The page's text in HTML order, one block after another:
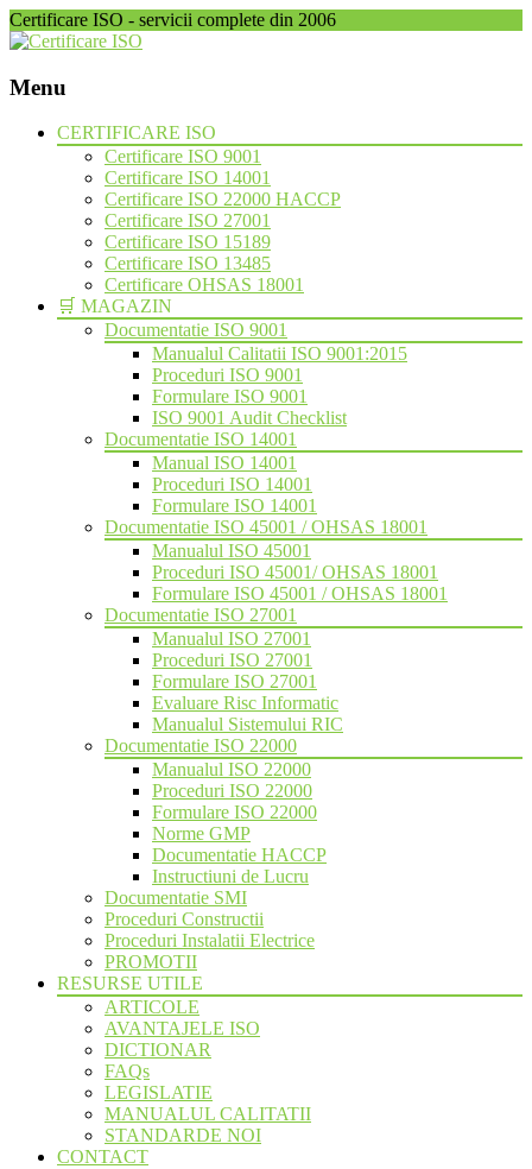
Certificare ISO - servicii complete din 2006
Menu
Skip
CERTIFICARE ISO
Certificare ISO 9001
Certificare ISO 14001
Certificare ISO 22000 HACCP
Certificare ISO 27001
Certificare ISO 15189
Certificare ISO 13485
Certificare OHSAS 18001
🛒 MAGAZIN
Documentatie ISO 9001
Manualul Calitatii ISO 9001:2015
Proceduri ISO 9001
Formulare ISO 9001
ISO 9001 Audit Checklist
Documentatie ISO 14001
Manual ISO 14001
Proceduri ISO 14001
Formulare ISO 14001
Documentatie ISO 45001 / OHSAS 18001
Manualul ISO 45001
Proceduri ISO 45001/ OHSAS 18001
Formulare ISO 45001 / OHSAS 18001
Documentatie ISO 27001
Manualul ISO 27001
Proceduri ISO 27001
Formulare ISO 27001
Evaluare Risc Informatic
Manualul Sistemului RIC
Documentatie ISO 22000
Manualul ISO 22000
Proceduri ISO 22000
Formulare ISO 22000
Norme GMP
Documentatie HACCP
Instructiuni de Lucru
Documentatie SMI
Proceduri Constructii
Proceduri Instalatii Electrice
PROMOTII
RESURSE UTILE
ARTICOLE
AVANTAJELE ISO
DICTIONAR
FAQs
LEGISLATIE
MANUALUL CALITATII
STANDARDE NOI
CONTACT